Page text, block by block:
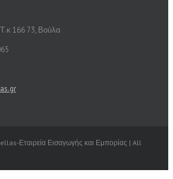
166 73, Βούλα
Εταιρεία Εισαγωγής και Εμπορίας | All